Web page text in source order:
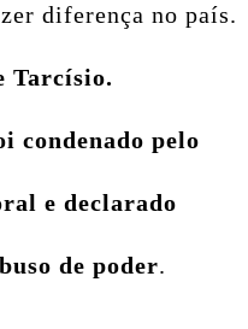
diferença no país.
Tarcísio.
condenado pelo
e declarado
de poder.